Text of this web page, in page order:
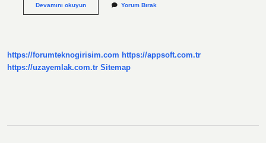
Devamını okuyunOsmanlı
Üstünlüğünü
Etmiştir
Yorum Bırak
https://forumteknogirisim.com https://appsoft.com.tr
https://uzayemlak.com.tr Sitemap